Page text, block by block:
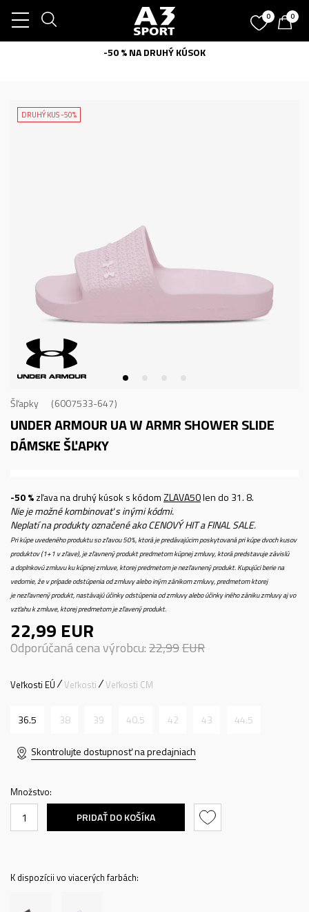
0 0
-50 % NA DRUHÝ KÚSOK
DRUHÝ KUS -50%
Šľapky 6007533-647
UNDER ARMOUR UA W ARMR SHOWER SLIDE
DÁMSKE ŠĽAPKY
-50 %zľava na druhý kúsok s kódomZLAVA50len do 31. 8.
Nie je možné kombinovať s inými kódmi.
Neplatí na produkty označené ako CENOVÝ HIT a FINAL SALE.
Pri kúpe uvedeného produktu so zľavou 50%, ktorá je predávajúcim poskytovaná pri kúpe dvoch kusov
produktov (1+1 v zľave), je zľavnený produkt predmetom kúpnej zmluvy, ktorá predstavuje závislú
a doplnkovú zmluvu ku kúpnej zmluve, ktorej predmetom je nezľavnený produkt. Kupujúci berie na
vedomie, že v prípade odstúpenia od zmluvy alebo iným zánikom zmluvy, predmetom ktorej
je nezľavnený produkt, nastávajú účinky odstúpenia od zmluvy alebo účinky iného zániku zmluvy aj vo
vzťahu k zmluve, ktorej predmetom je zľavený produkt.
22,99 EUR
Odporúčaná cena výrobcu:22,99EUR
Veľkosti EÚ Veľkosti Veľkosti CM
36.5 38 39 40.5 42 43 44.5
Skontrolujte dostupnosť na predajniach
Množstvo:
PRIDAŤ DO KOŠÍKA
K dispozícii vo viacerých farbách: